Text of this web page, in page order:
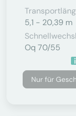
5,1 - 20,39 m
Oq 70/55
Nur für